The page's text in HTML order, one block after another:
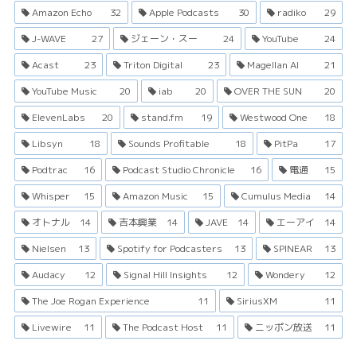
Amazon Echo
32 Apple Podcasts 30 radiko
29
J-WAVE
27 ジェーン・スー 24 YouTube
24
Acast
23 Triton Digital 23 Magellan AI
21
YouTube Music
20 iab 20 OVER THE SUN
20
ElevenLabs
20 stand.fm 19 Westwood One
18
Libsyn
18 Sounds Profitable 18 PitPa
17
Podtrac
16 Podcast Studio Chronicle 16 電通
15
Whisper
15 Amazon Music 15 Cumulus Media
14
オトナル
14 吉本興業 14 JAVE 14 エーアイ
14
Nielsen
13 Spotify for Podcasters 13 SPINEAR
13
Audacy
12 Signal Hill Insights 12 Wondery
12
The Joe Rogan Experience
11 SiriusXM
11
Livewire
11 The Podcast Host 11 ニッポン放送
11